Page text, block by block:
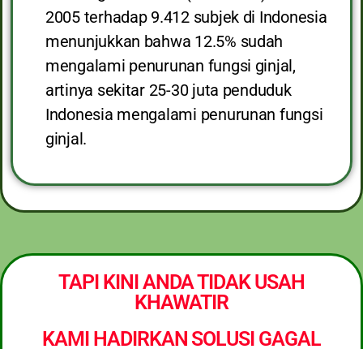
2005 terhadap 9.412 subjek di Indonesia
menunjukkan bahwa 12.5% sudah
mengalami penurunan fungsi ginjal,
artinya sekitar 25-30 juta penduduk
Indonesia mengalami penurunan fungsi
ginjal.
TAPI KINI ANDA TIDAK USAH
KHAWATIR
KAMI HADIRKAN SOLUSI GAGAL